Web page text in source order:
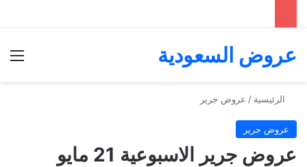
عروض السعودية
الرئيسية / عروض جرير
عروض جرير
عروض جرير الاسبوعية 21 مايو